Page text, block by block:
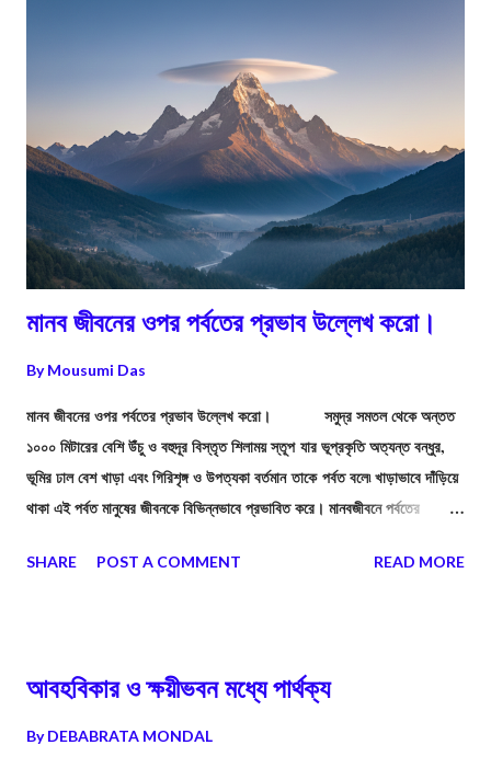
মানব জীবনের ওপর পর্বতের প্রভাব উল্লেখ করো।
ByMousumi Das
মানব জীবনের ওপর পর্বতের প্রভাব উল্লেখ করো। সমুদ্র সমতল থেকে অন্তত
১০০০ মিটারের বেশি উঁচু ও বহুদূর বিস্তৃত শিলাময় স্তূপ যার ভূপ্রকৃতি অত্যন্ত বন্ধুর,
ভূমির ঢাল বেশ খাড়া এবং গিরিশৃঙ্গ ও উপত্যকা বর্তমান তাকে পর্বত বলে৷ খাড়াভাবে দাঁড়িয়ে
থাকা এই পর্বত মানুষের জীবনকে বিভিন্নভাবে প্রভাবিত করে। মানবজীবনে পর্বতের
SHARE POST A COMMENT READ MORE
আবহবিকার ও ক্ষয়ীভবন মধ্যে পার্থক্য
ByDEBABRATA MONDAL